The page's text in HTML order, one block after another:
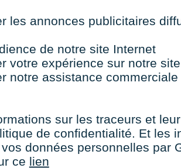
TOUTES NOS
le choix de
les annonces publicitaires
de notre site Internet
votre expérience sur notre site
notre assistance
sur les traceurs et
de confidentialité. Et les
vos données personnelles par
ce lien